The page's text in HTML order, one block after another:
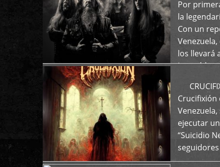
Por
la
Con un
los llevará
La
Crucifixión
ejecutar
“Suicidio
+